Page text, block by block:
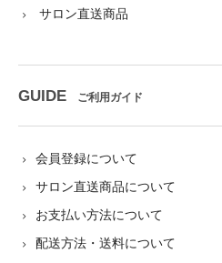
サロン直送商品
GUIDE ご利用ガイド
会員登録について
サロン直送商品について
お支払い方法について
配送方法・送料について